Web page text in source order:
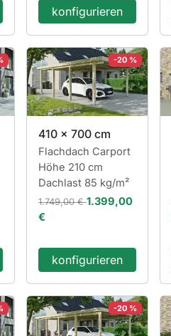
konfigurieren
-20 %
410 x 700 cm
Flachdach Carport
Höhe 210 cm
Dachlast 85 kg/m²
1.749,00 €1.399,00
€
konfigurieren
-20 %